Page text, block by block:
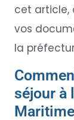
cet article,
vos
la
séjour à